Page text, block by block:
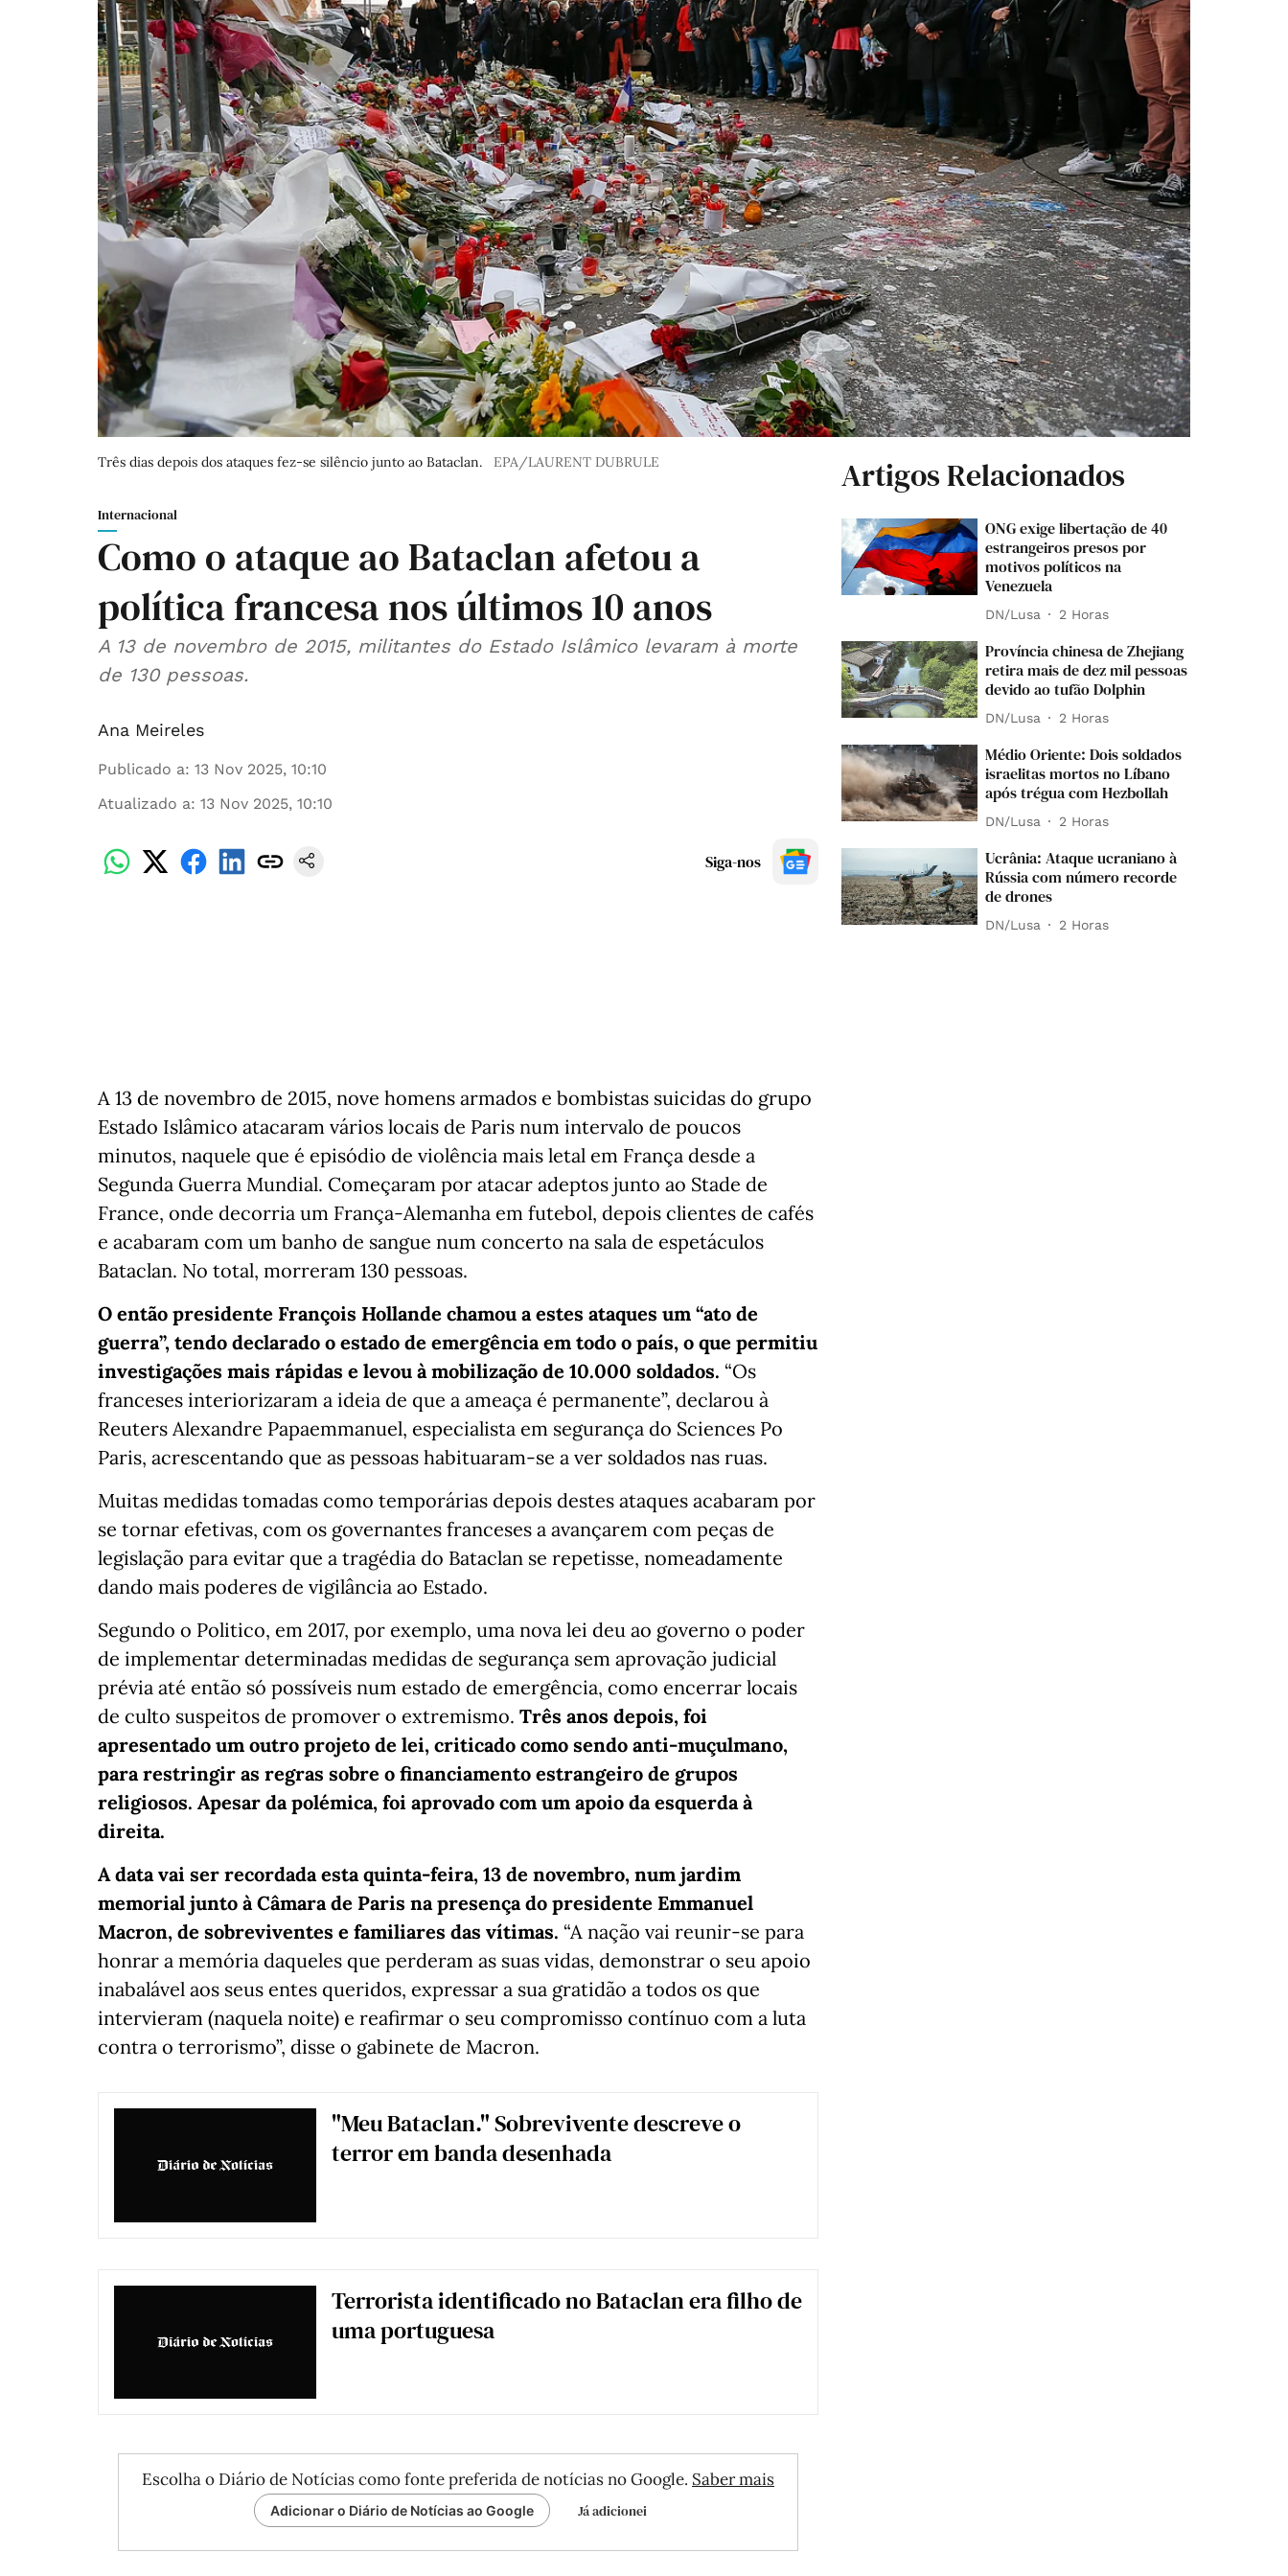
Três dias depois dos ataques fez-se silêncio junto ao Bataclan. EPA/LAURENT DUBRULE
Internacional
Como o ataque ao Bataclan afetou a
política francesa nos últimos 10 anos
A 13 de novembro de 2015, militantes do Estado Islâmico levaram à morte
de 130 pessoas.
Ana Meireles
Publicado a: 13 Nov 2025, 10:10
Atualizado a: 13 Nov 2025, 10:10
Siga-nos
A 13 de novembro de 2015, nove homens armados e bombistas suicidas do grupo
Estado Islâmico atacaram vários locais de Paris num intervalo de poucos
minutos, naquele que é episódio de violência mais letal em França desde a
Segunda Guerra Mundial. Começaram por atacar adeptos junto ao Stade de
France, onde decorria um França-Alemanha em futebol, depois clientes de cafés
e acabaram com um banho de sangue num concerto na sala de espetáculos
Bataclan. No total, morreram 130 pessoas.
O então presidente François Hollande chamou a estes ataques um “ato de
guerra”, tendo declarado o estado de emergência em todo o país, o que permitiu
investigações mais rápidas e levou à mobilização de 10.000 soldados. “Os
franceses interiorizaram a ideia de que a ameaça é permanente”, declarou à
Reuters Alexandre Papaemmanuel, especialista em segurança do Sciences Po
Paris, acrescentando que as pessoas habituaram-se a ver soldados nas ruas.
Muitas medidas tomadas como temporárias depois destes ataques acabaram por
se tornar efetivas, com os governantes franceses a avançarem com peças de
legislação para evitar que a tragédia do Bataclan se repetisse, nomeadamente
dando mais poderes de vigilância ao Estado.
Segundo o Politico, em 2017, por exemplo, uma nova lei deu ao governo o poder
de implementar determinadas medidas de segurança sem aprovação judicial
prévia até então só possíveis num estado de emergência, como encerrar locais
de culto suspeitos de promover o extremismo. Três anos depois, foi
apresentado um outro projeto de lei, criticado como sendo anti-muçulmano,
para restringir as regras sobre o financiamento estrangeiro de grupos
religiosos. Apesar da polémica, foi aprovado com um apoio da esquerda à
direita.
A data vai ser recordada esta quinta-feira, 13 de novembro, num jardim
memorial junto à Câmara de Paris na presença do presidente Emmanuel
Macron, de sobreviventes e familiares das vítimas. “A nação vai reunir-se para
honrar a memória daqueles que perderam as suas vidas, demonstrar o seu apoio
inabalável aos seus entes queridos, expressar a sua gratidão a todos os que
intervieram (naquela noite) e reafirmar o seu compromisso contínuo com a luta
contra o terrorismo”, disse o gabinete de Macron.
"Meu Bataclan." Sobrevivente descreve o
terror em banda desenhada
Terrorista identificado no Bataclan era filho de
uma portuguesa
Escolha o Diário de Notícias como fonte preferida de notícias no Google. Saber mais
Adicionar o Diário de Notícias ao Google Já adicionei
Artigos Relacionados
ONG exige libertação de 40
estrangeiros presos por
motivos políticos na
Venezuela
DN/Lusa 2 Horas
Província chinesa de Zhejiang
retira mais de dez mil pessoas
devido ao tufão Dolphin
DN/Lusa 2 Horas
Médio Oriente: Dois soldados
israelitas mortos no Líbano
após trégua com Hezbollah
DN/Lusa 2 Horas
Ucrânia: Ataque ucraniano à
Rússia com número recorde
de drones
DN/Lusa 2 Horas